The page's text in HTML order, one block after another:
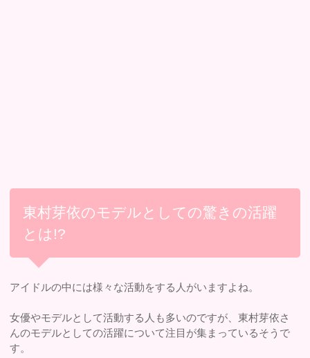
東村芽依のモデルとしての驚きの活躍
とは!?
アイドルの中には様々な活動をする人がいますよね。
女優やモデルとして活動する人も多いのですが、東村芽依さ
んのモデルとしての活躍について注目が集まっているそうで
す。